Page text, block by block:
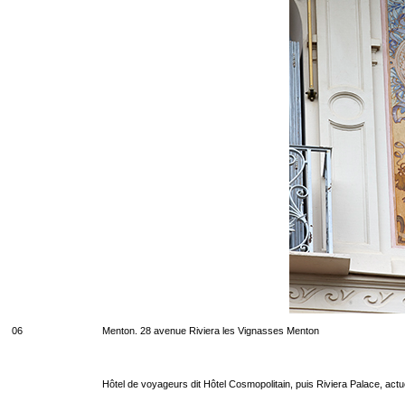
06 Menton. 28 avenue Riviera les Vignasses Menton
Hôtel de voyageurs dit Hôtel Cosmopolitain, puis Riviera Palace,